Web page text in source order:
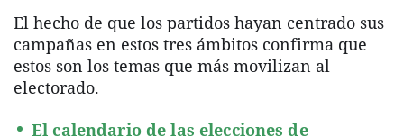
El hecho de que los partidos hayan centrado sus
campañas en estos tres ámbitos confirma que
estos son los temas que más movilizan al
electorado.
El calendario de las elecciones de